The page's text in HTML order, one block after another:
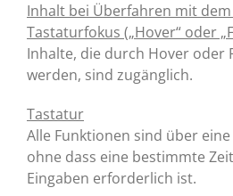
Inhalt bei Überfahren mit
Tastaturfokus („Hover“ oder
Inhalte, die durch Hover oder
werden, sind zugänglich.
Tastatur
Alle Funktionen sind über
ohne dass eine bestimmte
Eingaben erforderlich ist.